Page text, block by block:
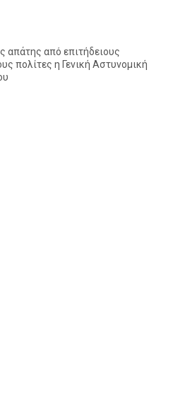
απάτης από επιτήδειους
πολίτες η Γενική Αστυνομική